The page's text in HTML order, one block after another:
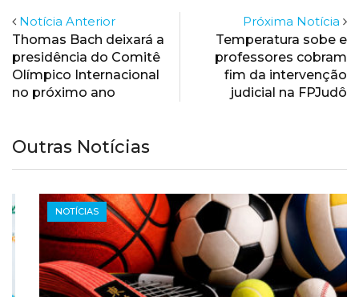
Notícia Anterior
Thomas Bach deixará a
presidência do Comitê
Olímpico Internacional
no próximo ano
Próxima Notícia
Temperatura sobe e
professores cobram
fim da intervenção
judicial na FPJudô
Outras Notícias
NOTÍCIAS